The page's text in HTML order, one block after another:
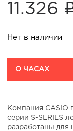
11.326
Нет в наличии
О ЧАСАХ
Компания CASIO
серии S-SERIES
разработаны для